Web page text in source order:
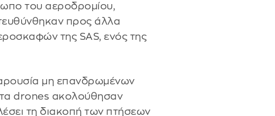
του αεροδρομίου,
προς άλλα
της SAS, ενός της
μη επανδρωμένων
drones ακολούθησαν
τη διακοπή των πτήσεων